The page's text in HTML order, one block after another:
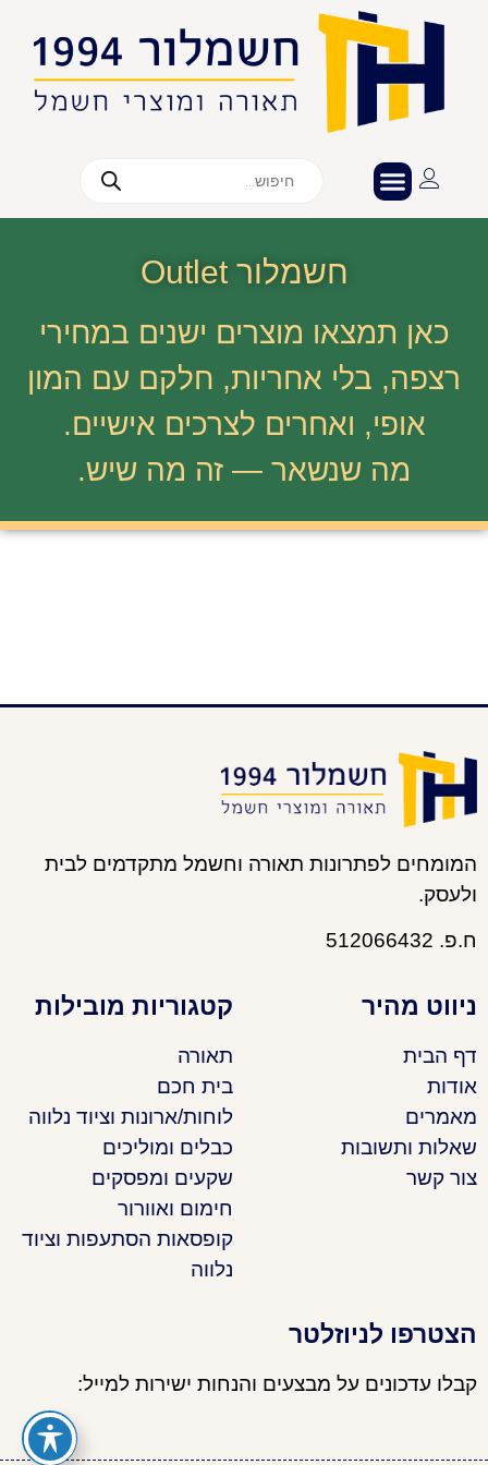
חשמלור Outlet
כאן תמצאו מוצרים ישנים במחירי
רצפה, בלי אחריות, חלקם עם המון
אופי, ואחרים לצרכים אישיים.
מה שנשאר — זה מה שיש.
המומחים לפתרונות תאורה וחשמל מתקדמים לבית
ולעסק.
ח.פ. 512066432
ניווט מהיר
דף הבית
אודות
מאמרים
שאלות ותשובות
צור קשר
קטגוריות מובילות
תאורה
בית חכם
לוחות/ארונות וציוד נלווה
כבלים ומוליכים
שקעים ומפסקים
חימום ואוורור
קופסאות הסתעפות וציוד
נלווה
הצטרפו לניוזלטר
קבלו עדכונים על מבצעים והנחות ישירות למייל: